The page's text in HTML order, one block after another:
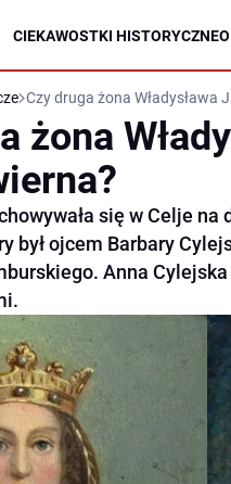
CIEKAWOSTKI HISTORYCZNE
Czy druga żona Władysława
żona
się w Celje
był ojcem Barbary
Anna